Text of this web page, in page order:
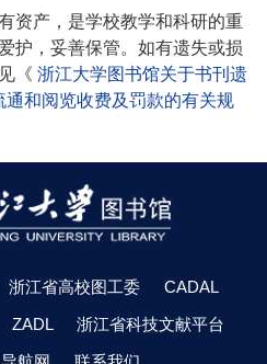
资产，是学校教学和科研的重
护，妥善保管。如有遗失或损
《 浙江大学图书馆关于书刊遗
通和阅览收费及罚款的有关规
浙江省高校图工委
CADAL
ZADL
浙江省科技文献平台